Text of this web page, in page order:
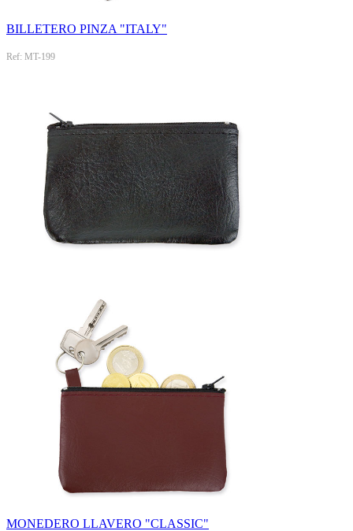
BILLETERO PINZA "ITALY"
Ref: MT-199
MONEDERO LLAVERO "CLASSIC"